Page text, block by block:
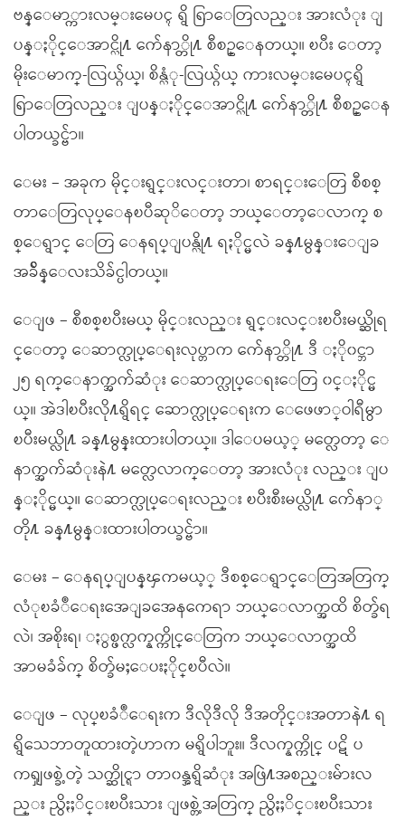
ဗန္ေမာ္ကားလမ္းမေပၚ ရွိ ရြာေတြလည္း အားလံုး ျ
ပန္ႏိုင္ေအာင္လို႔ က်ေနာ္တို႔ စီစဥ္ေနတယ္။ ၿပီး ေတာ့
မိုးေမာက္-လြယ္ဂ်ယ္၊ စိန္လံု-လြယ္ဂ်ယ္ ကားလမ္းမေပၚရွိ
ရြာေတြလည္း ျပန္ႏိုင္ေအာင္လို႔ က်ေနာ္တို႔ စီစဥ္ေန
ပါတယ္ခင္ဗ်ာ။
ေမး – အခုက မိုင္းရွင္းလင္းတာ၊ စာရင္းေတြ စီစစ္
တာေတြလုပ္ေနၿပီဆုိေတာ့ ဘယ္ေတာ့ေလာက္ စ
စ္ေရွာင္ ေတြ ေနရပ္ျပန္လို႔ ရႏိုင္မလဲ ခန္႔မွန္းေျခ
အခ်ိန္ေလးသိခ်င္ပါတယ္။
ေျဖ – စီစစ္ၿပီးမယ္ မိုင္းလည္း ရွင္းလင္းၿပီးမယ္ဆိုရ
င္ေတာ့ ေဆာက္လုပ္ေရးလုပ္တာက က်ေနာ္တို႔ ဒီ ႏို၀င္ဘာ
၂၅ ရက္ေနာက္အက်ဆံုး ေဆာက္လုပ္ေရးေတြ ၀င္ႏိုင္မ
ယ္။ အဲဒါၿပီးလို႔ရွိရင္ ေဆာက္လုပ္ေရးက ေဖေဖာ္ဝါရီမွာ
ၿပီးမယ္လို႔ ခန္႔မွန္းထားပါတယ္။ ဒါေပမယ့္ မတ္လေတာ့ ေ
နာက္အက်ဆံုးနဲ႔ မတ္လေလာက္ေတာ့ အားလံုး လည္း ျပ
န္ႏိုင္မယ္။ ေဆာက္လုပ္ေရးလည္း ၿပီးစီးမယ္လို႔ က်ေနာ္
တို႔ ခန္႔မွန္းထားပါတယ္ခင္ဗ်ာ။
ေမး – ေနရပ္ျပန္ၾကမယ့္ ဒီစစ္ေရွာင္ေတြအတြက္
လံုၿခံဳေရးအေျခအေနကေရာ ဘယ္ေလာက္အထိ စိတ္ခ်ရ
လဲ၊ အစိုးရ၊ ႏွစ္ဖက္လက္နက္ကိုင္ေတြက ဘယ္ေလာက္အထိ
အာမခံခ်က္ စိတ္ခ်မႈေပးႏိုင္ၿပီလဲ။
ေျဖ – လုပ္ၿခံဳေရးက ဒီလိုဒီလို ဒီအတိုင္းအတာနဲ႔ ရ
ရွိသေဘာတူထားတဲ့ဟာက မရွိပါဘူး။ ဒီလက္နက္ကိုင္ ပဋိ ပ
ကၡျဖစ္ခဲ့တဲ့ သက္ဆိုင္ရာ တာ၀န္အရွိဆံုး အဖြဲ႔အစည္းမ်ားလ
ည္း ညွိႏႈိင္းၿပီးသား ျဖစ္တဲ့အတြက္ ညွိႏႈိင္းၿပီးသား